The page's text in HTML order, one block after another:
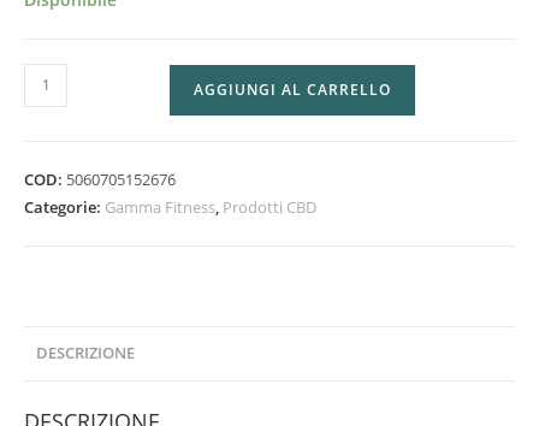
AGGIUNGI AL CARRELLO
COD: 5060705152676
Categorie: Gamma Fitness, Prodotti CBD
DESCRIZIONE